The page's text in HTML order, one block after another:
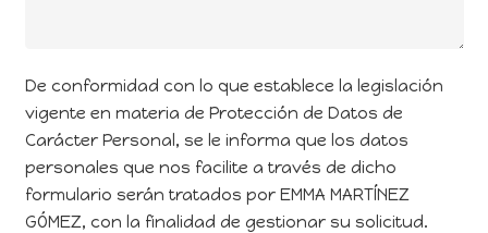
De conformidad con lo que establece la legislación
vigente en materia de Protección de Datos de
Carácter Personal, se le informa que los datos
personales que nos facilite a través de dicho
formulario serán tratados por EMMA MARTÍNEZ
GÓMEZ, con la finalidad de gestionar su solicitud.